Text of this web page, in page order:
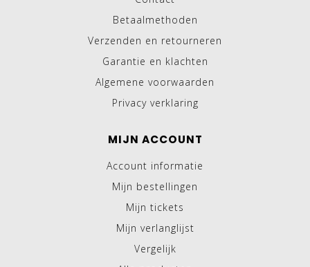
Betaalmethoden
Verzenden en retourneren
Garantie en klachten
Algemene voorwaarden
Privacy verklaring
MIJN ACCOUNT
Account informatie
Mijn bestellingen
Mijn tickets
Mijn verlanglijst
Vergelijk